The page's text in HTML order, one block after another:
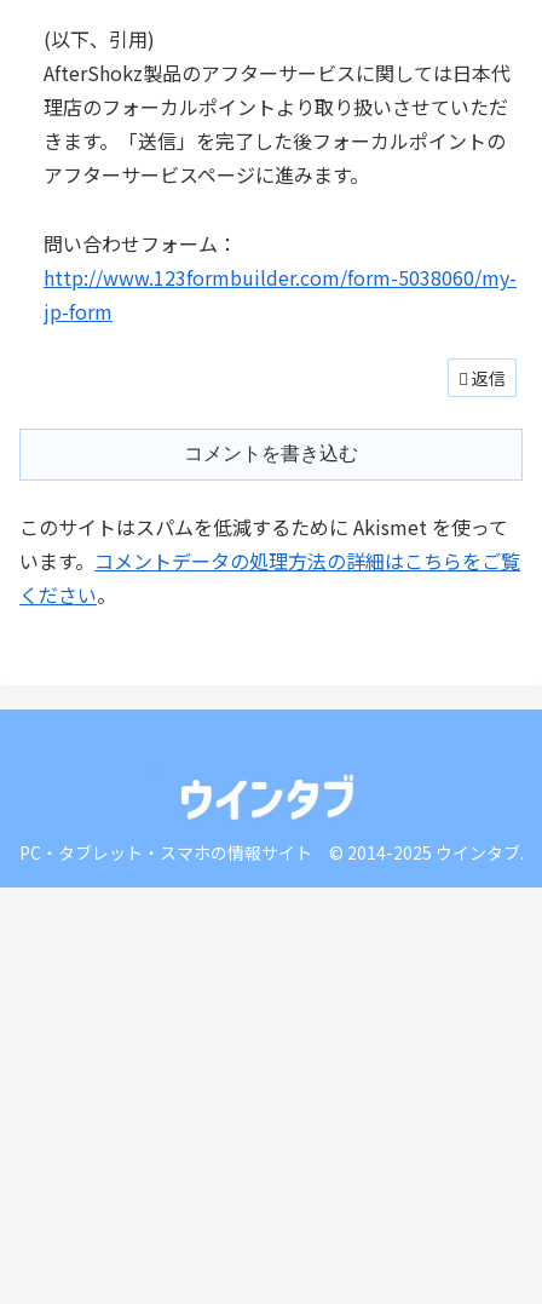
(以下、引用)
AfterShokz製品のアフターサービスに関しては日本代
理店のフォーカルポイントより取り扱いさせていただ
きます。「送信」を完了した後フォーカルポイントの
アフターサービスページに進みます。
問い合わせフォーム：
http://www.123formbuilder.com/form-5038060/my-
jp-form
返信
コメントを書き込む
このサイトはスパムを低減するために Akismet を使って
います。 コメントデータの処理方法の詳細はこちらをご覧
ください。
PC・タブレット・スマホの情報サイト © 2014-2025 ウインタブ.